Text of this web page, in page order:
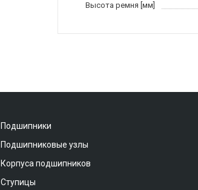
Высота ремня [мм]
Подшипники
Подшипниковые узлы
Корпуса подшипников
Ступицы